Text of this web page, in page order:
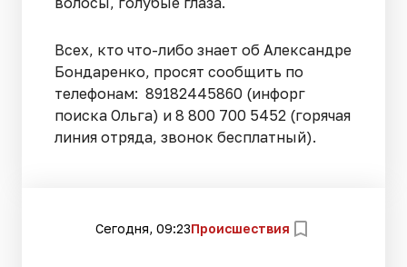
Всех, кто что-либо знает об Александре
Бондаренко, просят сообщить по
телефонам: 89182445860 (инфорг
поиска Ольга) и 8 800 700 5452 (горячая
линия отряда, звонок бесплатный).
Сегодня, 09:23Происшествия